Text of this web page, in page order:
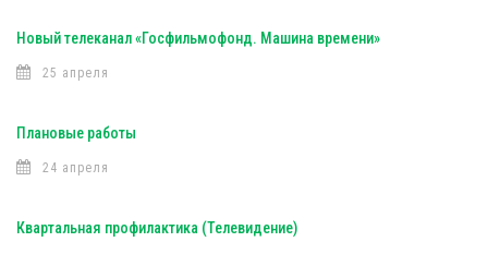
Новый телеканал «Госфильмофонд. Машина времени»
25 апреля
Плановые работы
24 апреля
Квартальная профилактика (Телевидение)